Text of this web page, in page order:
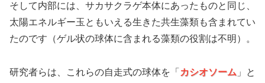
そして内部には、サカサクラゲ本体にあったものと同じ、
太陽エネルギー玉ともいえる生きた共生藻類も含まれてい
たのです（ゲル状の球体に含まれる藻類の役割は不明）。
研究者らは、これらの自走式の球体を「 カシオソーム 」と